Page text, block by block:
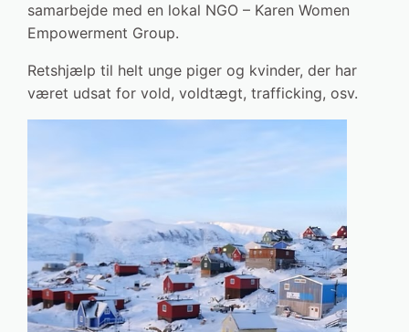
samarbejde med en lokal NGO – Karen Women
Empowerment Group.
Retshjælp til helt unge piger og kvinder, der har
været udsat for vold, voldtægt, trafficking, osv.